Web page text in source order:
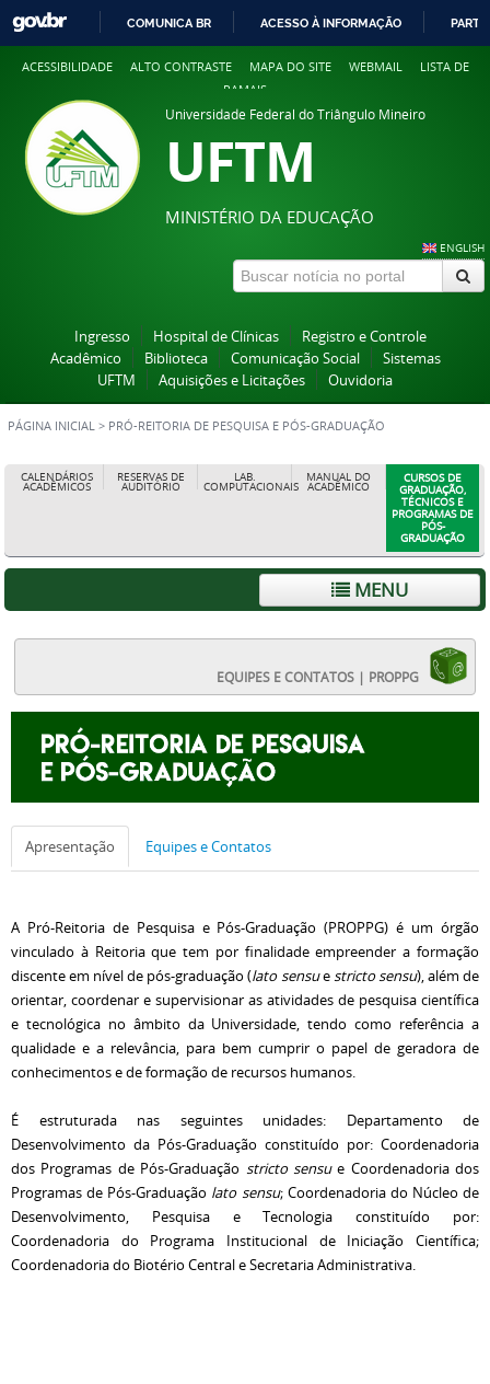
COMUNICA BR ACESSO À INFORMAÇÃO
ACESSIBILIDADE ALTO CONTRASTE MAPA DO SITE WEBMAIL
LISTA DE
RAMAIS
Universidade Federal do Triângulo Mineiro
UFTM
MINISTÉRIO DA EDUCAÇÃO
ENGLISH
Ingresso Hospital de Clínicas
Registro e Controle
Acadêmico
Biblioteca Comunicação Social
Sistemas
UFTM
Aquisições e Licitações Ouvidoria
PÁGINA INICIAL > PRÓ-REITORIA DE PESQUISA E PÓS-GRADUAÇÃO
CALENDÁRIOS
ACADÊMICOS
RESERVAS DE
AUDITÓRIO
LAB.
COMPUTACIONAIS
MANUAL DO
ACADÊMICO
CURSOS DE
GRADUAÇÃO,
TÉCNICOS E
PROGRAMAS DE
PÓS-
GRADUAÇÃO
MENU
EQUIPES E CONTATOS | PROPPG
Apresentação Equipes e Contatos
A Pró-Reitoria de Pesquisa e Pós-Graduação (PROPPG) é um órgão
vinculado à Reitoria que tem por finalidade empreender a formação
discente em nível de pós-graduação (lato sensuestricto sensu), além de
orientar, coordenar e supervisionar as atividades de pesquisa científica
e tecnológica no âmbito da Universidade, tendo como referência a
qualidade e a relevância, para bem cumprir o papel de geradora de
conhecimentos e de formação de recursos humanos.
É estruturada nas seguintes unidades: Departamento de
Desenvolvimento da Pós-Graduação constituído por: Coordenadoria
dos Programas de Pós-Graduação stricto sensue Coordenadoria dos
Programas de Pós-Graduação lato sensu; Coordenadoria do Núcleo de
Desenvolvimento, Pesquisa e Tecnologia constituído por:
Coordenadoria do Programa Institucional de Iniciação Científica;
Coordenadoria do Biotério Central e Secretaria Administrativa.